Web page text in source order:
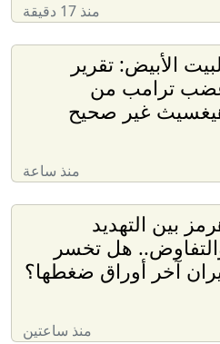
منذ 17 دقيقة
الأبيض: تقرير
ترامب من
غير صحيح
منذ ساعة
بين التهديد
هل تخسر
آخر أوراق ضغطها؟
منذ ساعتين